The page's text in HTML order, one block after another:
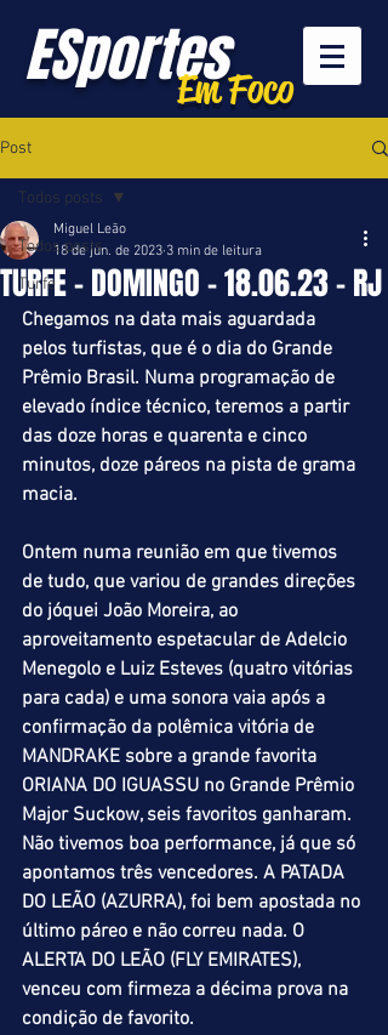
ESportesEm Foco
Post
Todos posts
Turfe
Todos posts
TURFE - DOMINGO - 18.06.23 - RJ
Miguel Leão
18 de jun. de 2023 3 min de leitura
Chegamos na data mais aguardada
pelos turfistas, que é o dia do Grande
Prêmio Brasil. Numa programação de
elevado índice técnico, teremos a partir
das doze horas e quarenta e cinco
minutos, doze páreos na pista de grama
macia.
Ontem numa reunião em que tivemos
de tudo, que variou de grandes direções
do jóquei João Moreira, ao
aproveitamento espetacular de Adelcio
Menegolo e Luiz Esteves (quatro vitórias
para cada) e uma sonora vaia após a
confirmação da polêmica vitória de
MANDRAKE sobre a grande favorita
ORIANA DO IGUASSU no Grande Prêmio
Major Suckow, seis favoritos ganharam.
Não tivemos boa performance, já que só
apontamos três vencedores. A PATADA
DO LEÃO (AZURRA), foi bem apostada no
último páreo e não correu nada. O
ALERTA DO LEÃO (FLY EMIRATES),
venceu com firmeza a décima prova na
condição de favorito.